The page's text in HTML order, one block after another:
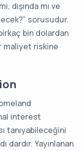
dışında mı ve
sorusudur.
bin dolardan
maliyet riskine
interest
tanıyabileceğini
dardır. Yayınlanan